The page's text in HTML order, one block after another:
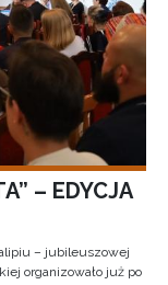
– EDYCJA
– jubileuszowej
organizowało już po